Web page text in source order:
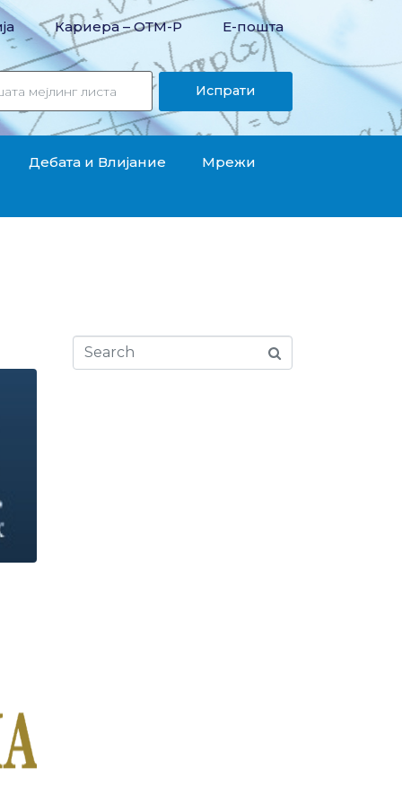
Кариера – OТМ-Р Е-пошта
Испрати
Дебата и Влијание Мрежи